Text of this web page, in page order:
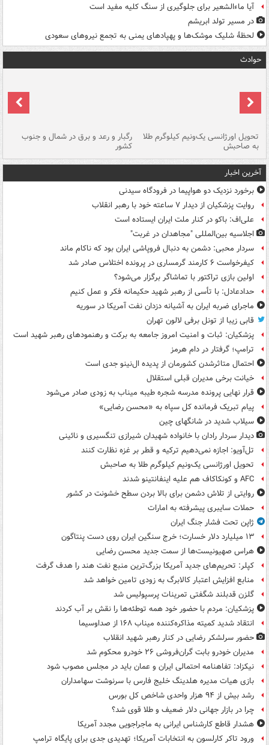
آیا ماءالشعیر برای جلوگیری از سنگ کلیه مفید است
در مسیر تولد ابریشم
لحظۀ شلیک موشک‌ها و پهپادهای یمنی به تجمع نیروهای سعودی
حوادث
تحویل اورژانسی یک‌ونیم کیلوگرم طلا
به صاحبش
رگبار و رعد و برق در شمال و جنوب
کشور
آخرین اخبار
برخورد نزدیک دو هواپیما در فرودگاه سیدنی
روایت پزشکیان از دیدار ۷ ساعته خود با رهبر انقلاب
علی‌اف: باکو در کنار ملت ایران ایستاده است
اجلاسیه بین‌المللی "مجاهدان در غربت"
سردار محبی: دشمن به دنبال فروپاشی ایران بود که ناکام ماند
کیفرخواست ۶ کارمند گرمساری در پرونده اختلاس صادر شد
اولین بازی تراکتور با تماشاگر برگزار می‌شود؟
حدادعادل: با تأسی از رهبر شهید حکیمانه فکر و عمل کنیم
ماجرای ضربه ایران به آشیانه دزدان نفت آمریکا در سوریه
قابی زیبا از تونل برفی لالون تهران
پزشکیان: ثبات و امنیت امروز جامعه به برکت و رهنمودهای رهبر شهید است
ترامپ؛ گرفتار در دام هرمز
احتمال متاثرشدن کشورمان از پدیده ال‌نینو جدی است
خیانت برخی مدیران قبلی استقلال
قرار نهایی پرونده مدرسه شجره طیبه میناب به زودی صادر می‌شود
پیام تبریک فرمانده کل سپاه به «محسن رضایی»
سیلاب شدید در شانگهای چین
دیدار سردار رادان با خانواده‌ شهیدان شیرازی تنگسیری و نائینی
تل‌آویو: اجازه نمی‌دهیم ترکیه و قطر بر غزه نظارت کنند
تحویل اورژانسی یک‌ونیم کیلوگرم طلا به صاحبش
AFC و کونکاکاف هم علیه اینفانتینو شدند
روایتی از تلاش دشمن برای بالا بردن سطح خشونت در کشور
حملات سایبری پیشرفته به امارات
ژاپن تحت فشار جنگ ایران
۱۳ میلیارد دلار خسارت؛ خرج سنگین ایران روی دست پنتاگون
هراس صهیونیست‌ها از سمت جدید محسن رضایی
کپلر: تحریم‌های جدید آمریکا بزرگ‌ترین منبع نفت هند را هدف گرفت
منابع افزایش اعتبار کالابرگ به زودی تامین خواهد شد
گلزن قدبلند شگفتی تمرینات پرسپولیس شد
پزشکیان: مردم با حضور خود همه توطئه‌ها را نقش بر آب کردند
انتقاد شدید کمیته مذاکره‌کننده میناب ۱۶۸ از صداوسیما
حضور سرلشکر رضایی در کنار رهبر شهید انقلاب
مدیران خودرو بابت گران‌فروشی ۲۶ خودرو محکوم شد
نیکزاد: تفاهنامه احتمالی ایران و عمان باید در مجلس مصوب شود
بازی هیات مدیره هلدینگ خلیج فارس با سرنوشت سهامداران
رشد بیش از ۹۴ هزار واحدی شاخص کل بورس
چرا در بازار جهانی دلار ضعیف و طلا قوی شد؟
هشدار قاطع کارشناس ایرانی به ماجراجویی مجدد آمریکا
ورود تاکر کارلسون به انتخابات آمریکا؛ تهدیدی جدی برای پایگاه ترامپ